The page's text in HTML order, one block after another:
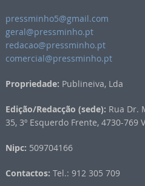
pressminho5@gmail.com
geral@pressminho.pt
redacao@pressminho.pt
comercial@pressminho.pt
Propriedade: Publineiva, Lda
Edição/Redacção (sede): Rua Dr.
35, 3º Esquerdo Frente, 4730-769
Nipc: 509704166
Contactos: Tel.: 912 305 709